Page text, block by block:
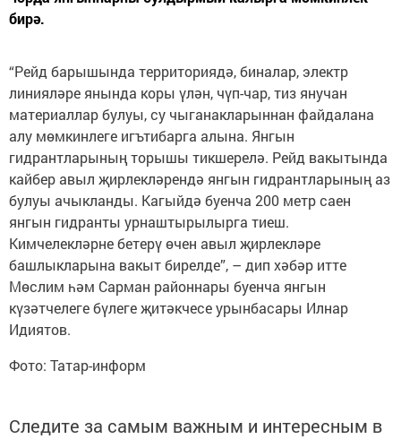
бирә.
“Рейд барышында территориядә, биналар, электр
линияләре янында коры үлән, чүп-чар, тиз янучан
материаллар булуы, су чыганакларыннан файдалана
алу мөмкинлеге игътибарга алына. Янгын
гидрантларының торышы тикшерелә. Рейд вакытында
кайбер авыл җирлекләрендә янгын гидрантларының аз
булуы ачыкланды. Кагыйдә буенча 200 метр саен
янгын гидранты урнаштырылырга тиеш.
Кимчелекләрне бетерү өчен авыл җирлекләре
башлыкларына вакыт бирелде”, – дип хәбәр итте
Мөслим һәм Сарман районнары буенча янгын
күзәтчелеге бүлеге җитәкчесе урынбасары Илнар
Идиятов.
Фото: Татар-информ
Следите за самым важным и интересным в